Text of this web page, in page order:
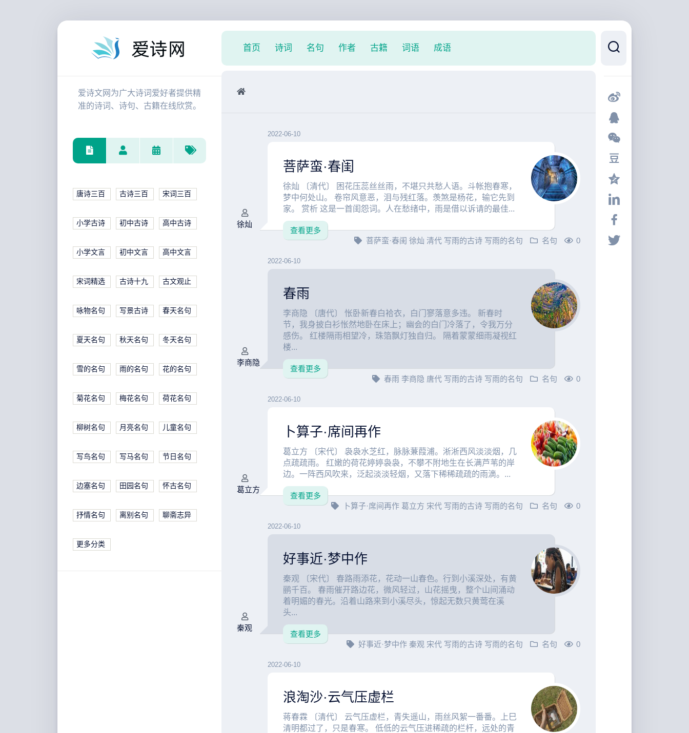
爱诗文网为广大诗词爱好者提供精
准的诗词、诗句、古籍在线欣赏。
唐诗三百 古诗三百 宋词三百
小学古诗 初中古诗 高中古诗
小学文言 初中文言 高中文言
宋词精选 古诗十九 古文观止
咏物名句 写景古诗 春天名句
夏天名句 秋天名句 冬天名句
雪的名句 雨的名句 花的名句
菊花名句 梅花名句 荷花名句
柳树名句 月亮名句 儿童名句
写鸟名句 写马名句 节日名句
边塞名句 田园名句 怀古名句
抒情名句 离别名句 聊斋志异
更多分类
首页 诗词 名句 作者 古籍 词语 成语
徐灿
2022-06-10
菩萨蛮·春闺
徐灿 〔清代〕 困花压蕊丝丝雨，不堪只共愁人语。斗帐抱春寒，
梦中何处山。 卷帘风意恶，泪与残红落。羡煞是杨花，输它先到
家。 赏析 这是一首闺怨词。人在愁绪中，雨是借以诉请的最佳...
查看更多
菩萨蛮·春闺 徐灿 清代 写雨的古诗 写雨的名句 名句 0
李商隐
2022-06-10
春雨
李商隐 〔唐代〕 怅卧新春白袷衣，白门寥落意多违。 新春时
节，我身披白衫怅然地卧在床上；幽会的白门冷落了，令我万分
感伤。 红楼隔雨相望冷，珠箔飘灯独自归。 隔着蒙蒙细雨凝视红
楼...
查看更多
春雨 李商隐 唐代 写雨的古诗 写雨的名句 名句 0
葛立方
2022-06-10
卜算子·席间再作
葛立方 〔宋代〕 袅袅水芝红，脉脉蒹葭浦。淅淅西风淡淡烟，几
点疏疏雨。 红嫩的荷花婷婷袅袅，不攀不附地生在长满芦苇的岸
边。一阵西风吹来，泛起淡淡轻烟，又落下稀稀疏疏的雨滴。...
查看更多
卜算子·席间再作 葛立方 宋代 写雨的古诗 写雨的名句 名句 0
秦观
2022-06-10
好事近·梦中作
秦观 〔宋代〕 春路雨添花，花动一山春色。行到小溪深处，有黄
鹂千百。 春雨催开路边花，微风轻过，山花摇曳，整个山间涌动
着明媚的春光。沿着山路来到小溪尽头，惊起无数只黄莺在溪
头...
查看更多
好事近·梦中作 秦观 宋代 写雨的古诗 写雨的名句 名句 0
2022-06-10
浪淘沙·云气压虚栏
蒋春霖 〔清代〕 云气压虚栏，青失遥山，雨丝风絮一番番。上巳
清明都过了，只是春寒。 低低的云气压进稀疏的栏杆，远处的青